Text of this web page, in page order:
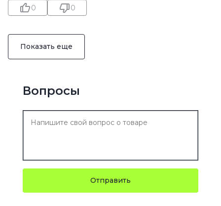
0 0
Показать еще
Вопросы
Отправить